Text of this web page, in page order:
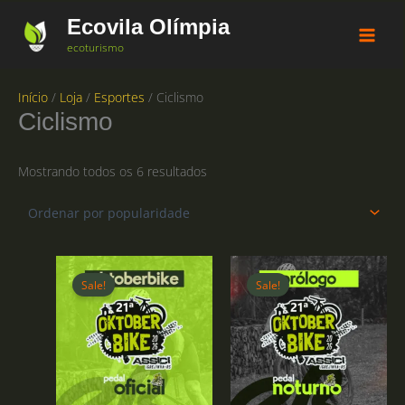
Ecovila Olímpia
ecoturismo
Início / Loja / Esportes / Ciclismo
Ciclismo
Mostrando todos os 6 resultados
Sale! Sale!